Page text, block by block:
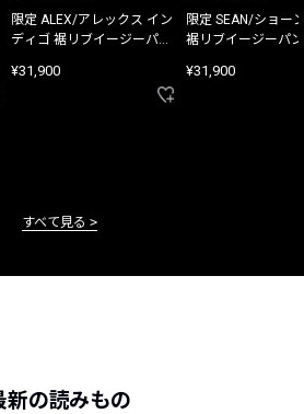
限定 ALEX/アレックス イン
ディゴ 裾リブイージーパン
¥31,900
限定 SEAN/ショー
裾リブイージーパ
¥31,900
すべて見る
新の読みもの